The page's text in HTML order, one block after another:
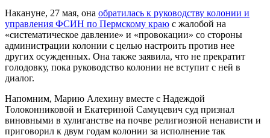
Накануне, 27 мая, она обратилась к руководству колонии и
управления ФСИН по Пермскому краю с жалобой на
«систематическое давление» и «провокации» со стороны
администрации колонии с целью настроить против нее
других осужденных. Она также заявила, что не прекратит
голодовку, пока руководство колонии не вступит с ней в
диалог.
Напомним, Марию Алехину вместе с Надеждой
Толоконниковой и Екатериной Самуцевич суд признал
виновными в хулиганстве на почве религиозной ненависти и
приговорил к двум годам колонии за исполнение так